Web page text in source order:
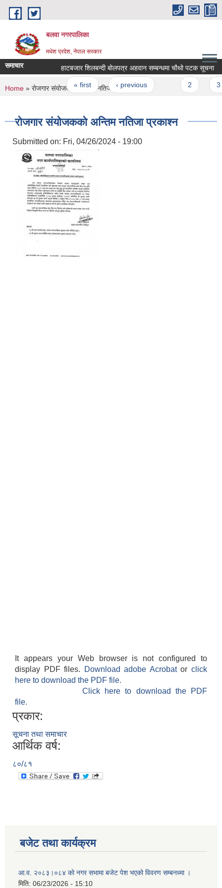
Skip to main content
बलवा नगरपालिका
मधेश प्रदेश, नेपाल सरकार
समाचार हाटबजार शिलबन्दी बोलपत्र अहवान सम्बन्धमा चौथो पटक सूचना
Pages
« first ‹ previous
You are here
Home » रोजगार संयोजकको अन्तिम नतिजा प्रकाश्न
रोजगार संयोजकको अन्तिम नतिजा प्रकाश्न
Submitted on: Fri, 04/26/2024 - 19:00
It appears your Web browser is not configured to
display PDF files.
Download adobe Acrobatorclick
here to download the PDF file.
Click here to download the PDF
file.
प्रकार:
सूचना तथा समाचार
आर्थिक वर्ष:
८०/८१
बजेट तथा कार्यक्रम
आ.व. २०८३।०८४ को नगर सभामा बजेट पेश भएको विवरण सम्बनध्मा ।
मिति: 06/23/2026 - 15:10